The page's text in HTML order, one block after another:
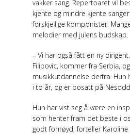
vakker sang. Repertoaret vil
kjente og mindre kjente
forskjellige komponister.
melodier med julens budskap.
– Vi har også fått en ny
Filipovic, kommer fra Serbia,
musikkutdannelse derfra. Hun
i to år, og er bosatt på
Hun har vist seg å være en
som henter fram det beste i
godt fornøyd, forteller Karoline